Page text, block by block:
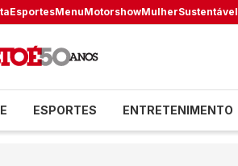
EsportesMenuMotorshowMulherSustentável
ESPORTES ENTRETENIMENTO